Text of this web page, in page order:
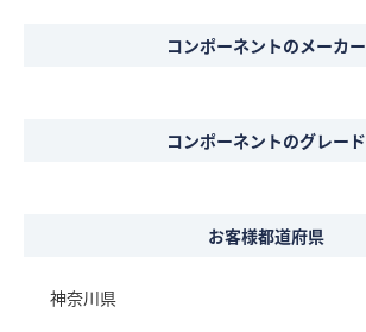
コンポーネントのメーカー
コンポーネントのグレード
お客様都道府県
神奈川県